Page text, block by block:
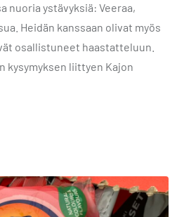
nuoria ystävyksiä: Veeraa,
Heidän kanssaan olivat myös
osallistuneet haastatteluun.
kysymyksen liittyen Kajon